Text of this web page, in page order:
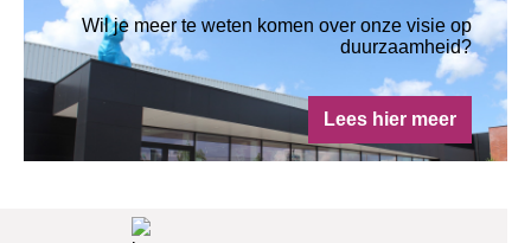
Wil je meer te weten komen over onze visie op
duurzaamheid?
Lees hier meer